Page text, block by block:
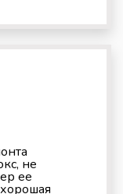
не
ее